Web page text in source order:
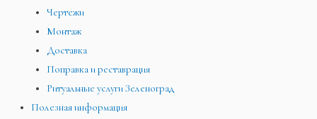
Чертежи
Монтаж
Доставка
Поправка и реставрация
Ритуальные услуги Зеленоград
Полезная информация